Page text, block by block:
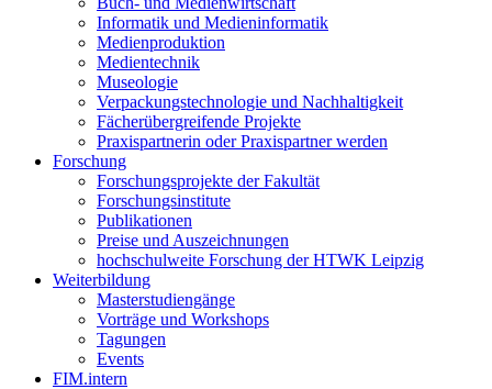
Informatik und Medieninformatik
Medienproduktion
Medientechnik
Museologie
Verpackungstechnologie und Nachhaltigkeit
Fächerübergreifende Projekte
Praxispartnerin oder Praxispartner werden
Forschung
Forschungsprojekte der Fakultät
Forschungsinstitute
Publikationen
Preise und Auszeichnungen
hochschulweite Forschung der HTWK Leipzig
Weiterbildung
Masterstudiengänge
Vorträge und Workshops
Tagungen
Events
FIM.intern